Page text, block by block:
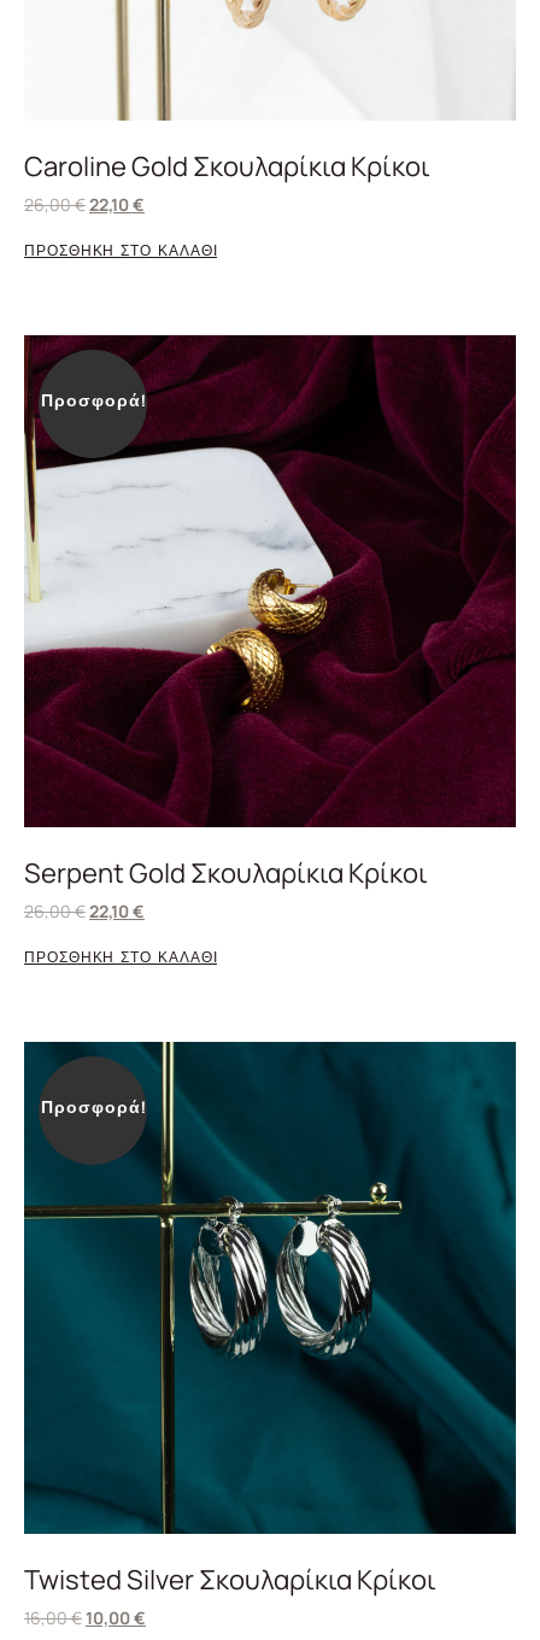
Caroline Gold Σκουλαρίκια Κρίκοι
26,00€22,10€
ΠΡΟΣΘΗΚΗ ΣΤΟ ΚΑΛΑΘΙ
Προσφορά!
Serpent Gold Σκουλαρίκια Κρίκοι
26,00€22,10€
ΠΡΟΣΘΗΚΗ ΣΤΟ ΚΑΛΑΘΙ
Προσφορά!
Twisted Silver Σκουλαρίκια Κρίκοι
16,00€ 10,00€